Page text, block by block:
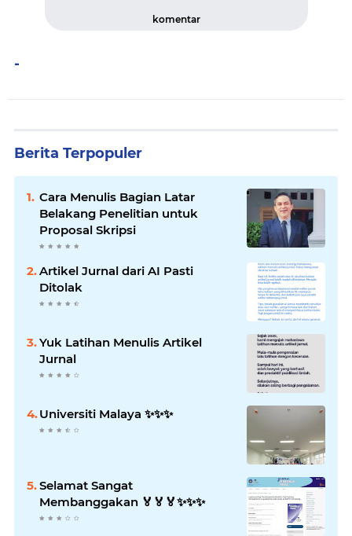
komentar
-
Berita Terpopuler
Cara Menulis Bagian Latar
Belakang Penelitian untuk
Proposal Skripsi
Artikel Jurnal dari AI Pasti
Ditolak
Yuk Latihan Menulis Artikel
Jurnal
Universiti Malaya ✨️✨️✨️
Selamat Sangat
Membanggakan 🏅🏅🏅✨️✨️✨️